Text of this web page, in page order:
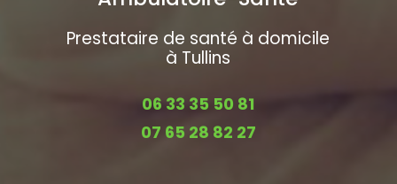
Prestataire de santé à domicile
à Tullins
06 33 35 50 81
07 65 28 82 27